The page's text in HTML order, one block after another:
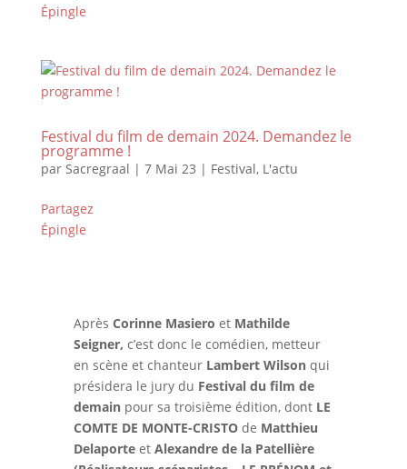
Épingle
Festival du film de demain 2024. Demandez le
programme !
par Sacregraal | 7 Mai 23 | Festival, L'actu
Partagez
Épingle
Après Corinne Masiero et Mathilde
Seigner, c’est donc le comédien, metteur
en scène et chanteur Lambert Wilsonqui
présidera le jury du Festival du film de
demain pour sa troisième édition, dont LE
COMTE DE MONTE-CRISTO de Matthieu
Delaporteet Alexandre de la Patellière